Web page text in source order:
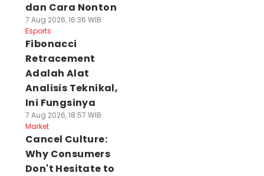
dan Cara Nonton
7 Aug 2026, 16:36 WIB
Esports
Fibonacci
Retracement
Adalah Alat
Analisis Teknikal,
Ini Fungsinya
7 Aug 2026, 18:57 WIB
Market
Cancel Culture:
Why Consumers
Don't Hesitate to